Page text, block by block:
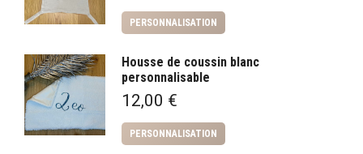
PERSONNALISATION
Housse de coussin blanc
personnalisable
12,00 €
PERSONNALISATION